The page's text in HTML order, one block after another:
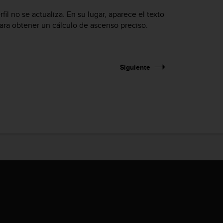
no se actualiza. En su lugar, aparece el texto
obtener un cálculo de ascenso preciso.
Siguiente